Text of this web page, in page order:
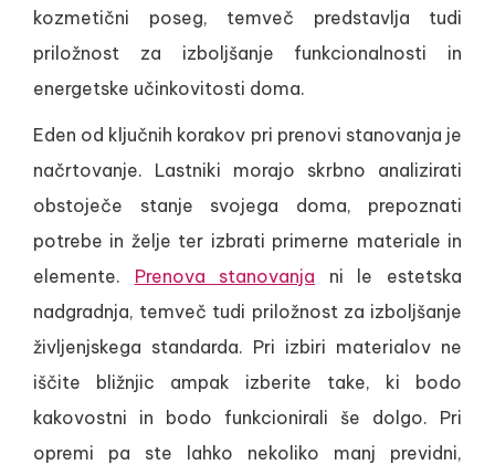
kozmetični poseg, temveč predstavlja tudi
priložnost za izboljšanje funkcionalnosti in
energetske učinkovitosti doma.
Eden od ključnih korakov pri prenovi stanovanja je
načrtovanje. Lastniki morajo skrbno analizirati
obstoječe stanje svojega doma, prepoznati
potrebe in želje ter izbrati primerne materiale in
elemente. Prenova stanovanja ni le estetska
nadgradnja, temveč tudi priložnost za izboljšanje
življenjskega standarda. Pri izbiri materialov ne
iščite bližnjic ampak izberite take, ki bodo
kakovostni in bodo funkcionirali še dolgo. Pri
opremi pa ste lahko nekoliko manj previdni,